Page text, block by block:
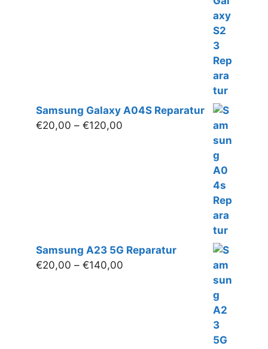
Samsung Galaxy A04S Reparatur
€20,00 – €120,00
Samsung A23 5G Reparatur
€20,00 – €140,00